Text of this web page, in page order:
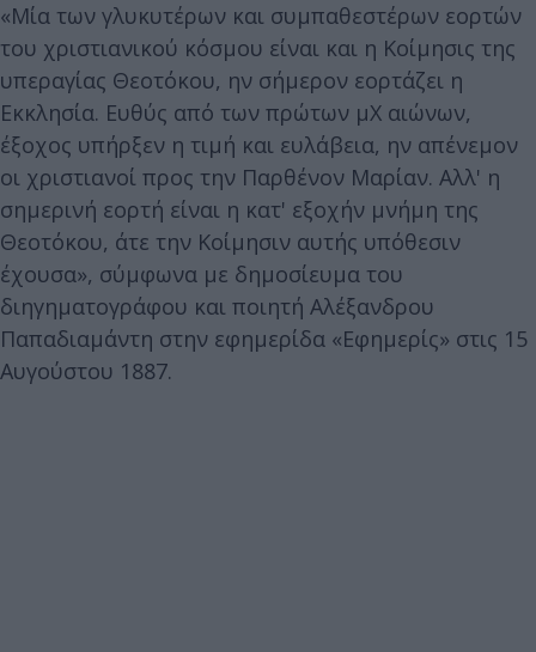
«Μία των γλυκυτέρων και συμπαθεστέρων εορτών
του χριστιανικού κόσμου είναι και η Κοίμησις της
υπεραγίας Θεοτόκου, ην σήμερον εορτάζει η
Εκκλησία. Ευθύς από των πρώτων μΧ αιώνων,
έξοχος υπήρξεν η τιμή και ευλάβεια, ην απένεμον
οι χριστιανοί προς την Παρθένον Μαρίαν. Αλλ' η
σημερινή εορτή είναι η κατ' εξοχήν μνήμη της
Θεοτόκου, άτε την Κοίμησιν αυτής υπόθεσιν
έχουσα», σύμφωνα με δημοσίευμα του
διηγηματογράφου και ποιητή Αλέξανδρου
Παπαδιαμάντη στην εφημερίδα «Εφημερίς» στις 15
Αυγούστου 1887.